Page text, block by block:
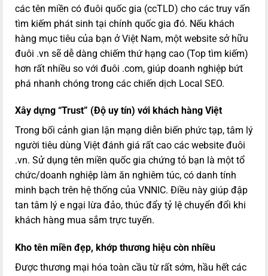
các tên miền có đuôi quốc gia (ccTLD) cho các truy vấn
tìm kiếm phát sinh tại chính quốc gia đó. Nếu khách
hàng mục tiêu của bạn ở Việt Nam, một website sở hữu
đuôi .vn sẽ dễ dàng chiếm thứ hạng cao (Top tìm kiếm)
hơn rất nhiều so với đuôi .com, giúp doanh nghiệp bứt
phá nhanh chóng trong các chiến dịch Local SEO.
Xây dựng “Trust” (Độ uy tín) với khách hàng Việt
Trong bối cảnh gian lận mạng diễn biến phức tạp, tâm lý
người tiêu dùng Việt đánh giá rất cao các website đuôi
.vn. Sử dụng tên miền quốc gia chứng tỏ bạn là một tổ
chức/doanh nghiệp làm ăn nghiêm túc, có danh tính
minh bạch trên hệ thống của VNNIC. Điều này giúp đập
tan tâm lý e ngại lừa đảo, thúc đẩy tỷ lệ chuyển đổi khi
khách hàng mua sắm trực tuyến.
Kho tên miền đẹp, khớp thương hiệu còn nhiều
Được thương mại hóa toàn cầu từ rất sớm, hầu hết các